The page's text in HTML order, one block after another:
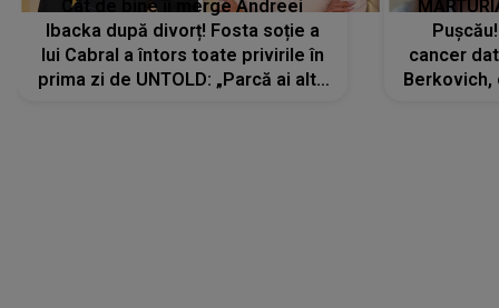
Cât de bine îi merge Andreei
Ibacka după divorț! Fosta soție a
lui Cabral a întors toate privirile în
prima zi de UNTOLD: „Parcă ai altă
cancer